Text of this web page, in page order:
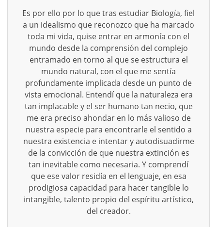
Es por ello por lo que tras estudiar Biología, fiel
a un idealismo que reconozco que ha marcado
toda mi vida, quise entrar en armonía con el
mundo desde la comprensión del complejo
entramado en torno al que se estructura el
mundo natural, con el que me sentía
profundamente implicada desde un punto de
vista emocional. Entendí que la naturaleza era
tan implacable y el ser humano tan necio, que
me era preciso ahondar en lo más valioso de
nuestra especie para encontrarle el sentido a
nuestra existencia e intentar y autodisuadirme
de la convicción de que nuestra extinción es
tan inevitable como necesaria. Y comprendí
que ese valor residía en el lenguaje, en esa
prodigiosa capacidad para hacer tangible lo
intangible, talento propio del espíritu artístico,
del creador.